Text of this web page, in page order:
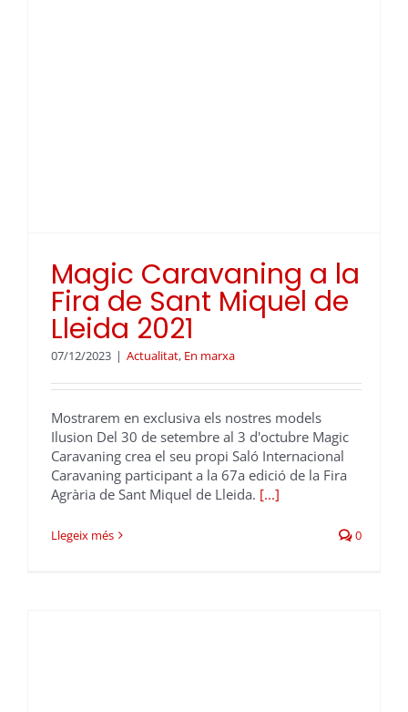
Magic Caravaning a la
Fira de Sant Miquel de
Lleida 2021
07/12/2023 | Actualitat, En marxa
Mostrarem en exclusiva els nostres models
Ilusion Del 30 de setembre al 3 d'octubre Magic
Caravaning crea el seu propi Saló Internacional
Caravaning participant a la 67a edició de la Fira
Agrària de Sant Miquel de Lleida. [...]
Llegeix més 0